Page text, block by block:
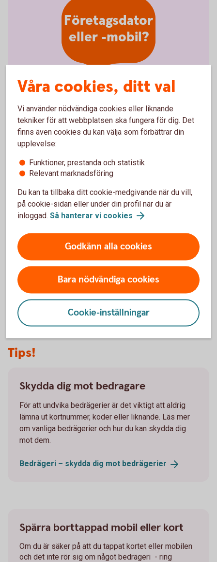
Företagsdator
eller -mobil?
Använde du företagets dator
eller mobil när du drabbades?
Drabbades du av bedrägeriet när du använde
som kan råka illa ut, utan även företaget:
Datorn eller telefonen kan bli förstörd eller låst.
Känslig företagsinformation kan gå förlorad.
Tänk på att:
Kontakta banken omgående om pengar försvunnit.
genomföra de åtgärder som behövs.
Alltid polisanmäla!
Tips!
Skydda dig mot bedragare
För att undvika bedrägerier är det viktigt att aldrig
lämna ut kortnummer, koder eller liknande. Läs mer
om vanliga bedrägerier och hur du kan skydda dig
mot dem.
Bedrägeri – skydda dig mot bedrägerier
Spärra borttappad mobil eller kort
Om du är säker på att du tappat kortet eller mobilen
och det inte rör sig om något bedrägeri - ring
Våra cookies, ditt val
Vi använder nödvändiga cookies eller liknande
tekniker för att webbplatsen ska fungera för dig. Det
finns även cookies du kan välja som förbättrar din
upplevelse:
Funktioner, prestanda och statistik
Relevant marknadsföring
Du kan ta tillbaka ditt cookie-medgivande när du vill,
på cookie-sidan eller under din profil när du är
inloggad. Så hanterar vi cookies .
Godkänn alla cookies
Bara nödvändiga cookies
Cookie-inställningar